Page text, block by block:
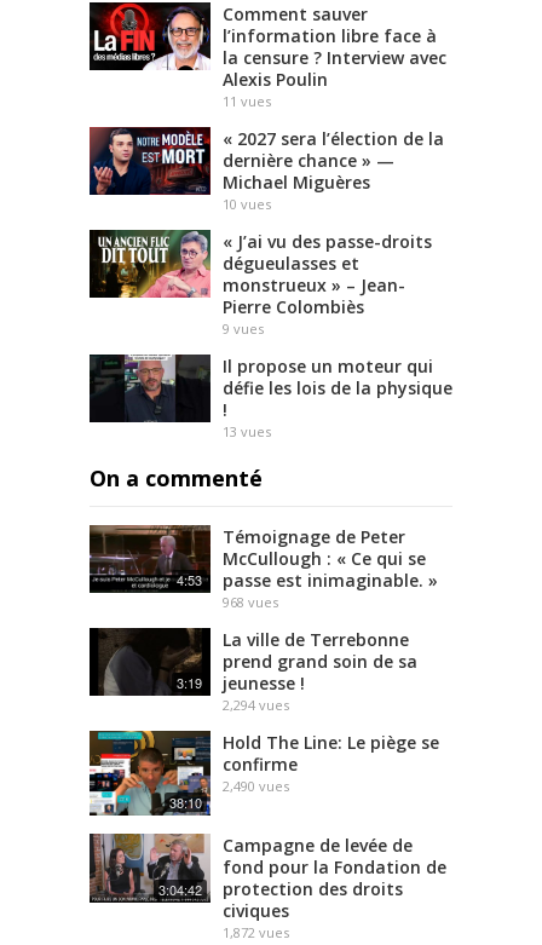
Comment sauver
l’information libre face à
la censure ? Interview avec
Alexis Poulin
11 vues
« 2027 sera l’élection de la
dernière chance » —
Michael Miguères
10 vues
« J’ai vu des passe-droits
dégueulasses et
monstrueux » – Jean-
Pierre Colombiès
9 vues
Il propose un moteur qui
défie les lois de la physique
!
13 vues
On a commenté
4:53
Témoignage de Peter
McCullough : « Ce qui se
passe est inimaginable. »
968 vues
3:19
La ville de Terrebonne
prend grand soin de sa
jeunesse !
2,294 vues
38:10
Hold The Line: Le piège se
confirme
2,490 vues
3:04:42
Campagne de levée de
fond pour la Fondation de
protection des droits
civiques
1,872 vues